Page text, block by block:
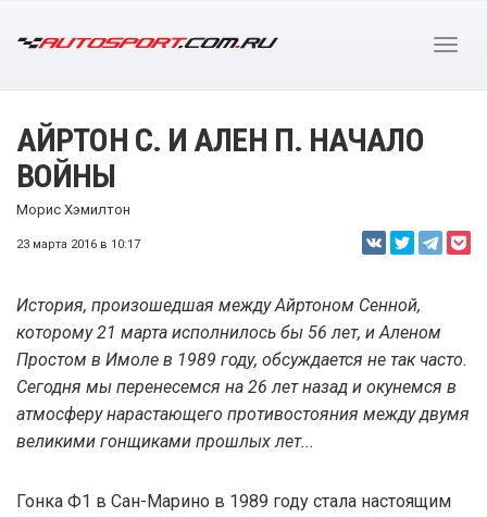
АЙРТОН С. И АЛЕН П. НАЧАЛО
ВОЙНЫ
Морис Хэмилтон
23 марта 2016 в 10:17
История, произошедшая между Айртоном Сенной,
которому 21 марта исполнилось бы 56 лет, и Аленом
Простом в Имоле в 1989 году, обсуждается не так часто.
Сегодня мы перенесемся на 26 лет назад и окунемся в
атмосферу нарастающего противостояния между двумя
великими гонщиками прошлых лет...
Гонка Ф1 в Сан-Марино в 1989 году стала настоящим